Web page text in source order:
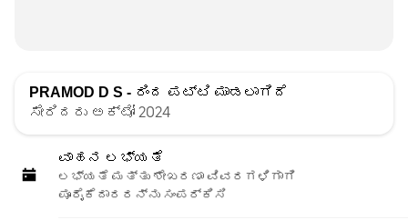
PRAMOD D S - ರಿಂದ ಪಟ್ಟಿ ಮಾಡಲಾಗಿದೆ
ಸೇರಿದರು ಅಕ್ಟೋ 2024
ವಾಹನ ಲಭ್ಯತೆ
ಲಭ್ಯತೆ ಮತ್ತು ಶೇಖರಣಾ ವಿವರಗಳಿಗಾಗಿ
ಪೂರೈಕೆದಾರರನ್ನು ಸಂಪರ್ಕಿಸಿ